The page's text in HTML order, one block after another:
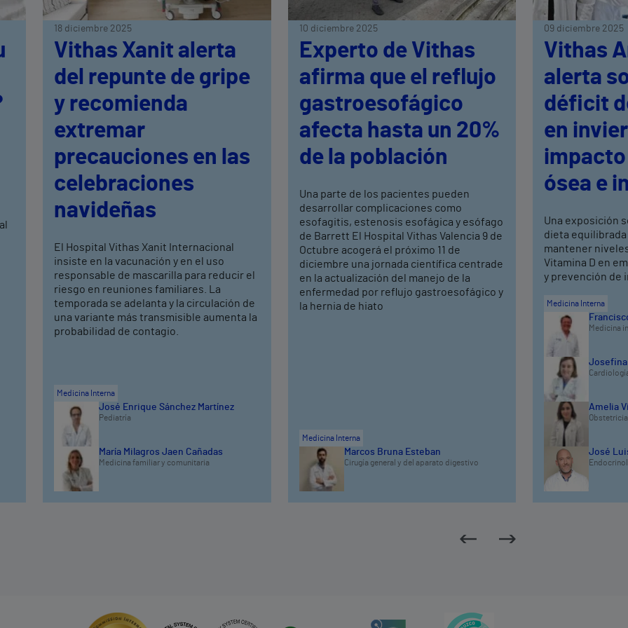
18 diciembre 2025
Vithas Xanit alerta
del repunte de gripe
y recomienda
extremar
precauciones en las
celebraciones
navideñas
El Hospital Vithas Xanit Internacional
insiste en la vacunación y en el uso
responsable de mascarilla para reducir el
riesgo en reuniones familiares. La
temporada se adelanta y la circulación de
una variante más transmisible aumenta la
probabilidad de contagio.
Medicina Interna
José Enrique Sánchez Martínez
Pediatría
María Milagros Jaen Cañadas
Medicina familiar y comunitaria
10 diciembre 2025
Experto de Vithas
afirma que el reflujo
gastroesofágico
afecta hasta un 20%
de la población
Una parte de los pacientes pueden
desarrollar complicaciones como
esofagitis, estenosis esofágica y esófago
de Barrett El Hospital Vithas Valencia 9 de
Octubre acogerá el próximo 11 de
diciembre una jornada científica centrade
en la actualización del manejo de la
enfermedad por reflujo gastroesofágico y
la hernia de hiato
Medicina Interna
Marcos Bruna Esteban
Cirugía general y del aparato digestivo
09 diciembre 2025
Vithas
alerta
déficit
en
impacto
ósea e
Una exposición
dieta
mantener
Vitamina D en
y prevención de
Medicina Interna
Medicina
Josefina
Amelia
José